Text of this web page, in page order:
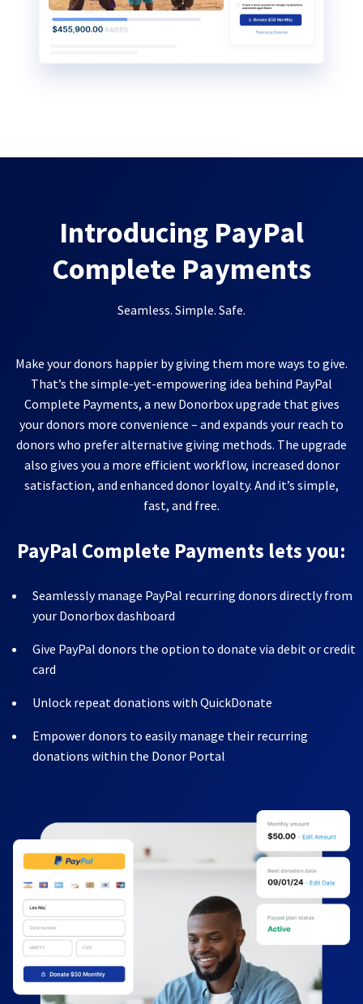
Introducing PayPal
Complete Payments
Seamless. Simple. Safe.
Make your donors happier by giving them more ways to give.
That’s the simple-yet-empowering idea behind PayPal
Complete Payments, a new Donorbox upgrade that gives
your donors more convenience – and expands your reach to
donors who prefer alternative giving methods. The upgrade
also gives you a more efficient workflow, increased donor
satisfaction, and enhanced donor loyalty. And it’s simple,
fast, and free.
PayPal Complete Payments lets you:
Seamlessly manage PayPal recurring donors directly from
your Donorbox dashboard
Give PayPal donors the option to donate via debit or credit
card
Unlock repeat donations with QuickDonate
Empower donors to easily manage their recurring
donations within the Donor Portal